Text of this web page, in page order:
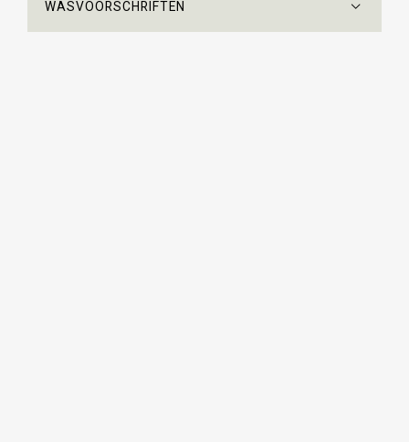
WASVOORSCHRIFTEN